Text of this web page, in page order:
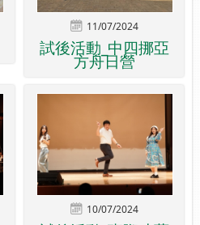
11/07/2024
試後活動_中四挪亞
方舟日營
10/07/2024